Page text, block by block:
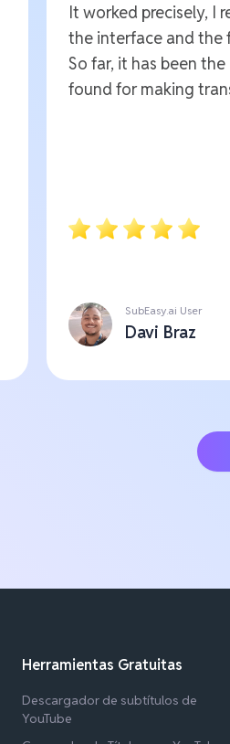
It worked precisely, I
the interface and the
So far, it has been
found for making
SubEasy.ai User
Davi Braz
Herramientas Gratuitas
Descargador de subtítulos de
YouTube